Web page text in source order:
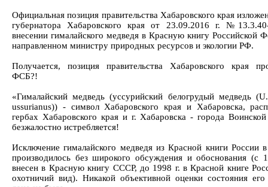
Официальная позиция правительства Хабаровского края
губернатора Хабаровского края от 23.09.2016 г.
внесении гималайского медведя в Красную книгу Российской
направленном министру природных ресурсов и экологии РФ.
Получается, позиция правительства Хабаровского края
ФСБ?!
«Гималайский медведь (уссурийский белогрудый медведь
ussurianus)) - символ Хабаровского края и Хабаровска,
гербах Хабаровского края и г. Хабаровска - города
безжалостно истребляется!
Исключение гималайского медведя из Красной книги России
производилось без широкого обсуждения и обоснования (с
внесен в Красную книгу СССР, до 1998 г. в Красной книге
охотничий вид). Никакой объективной оценки состояния его